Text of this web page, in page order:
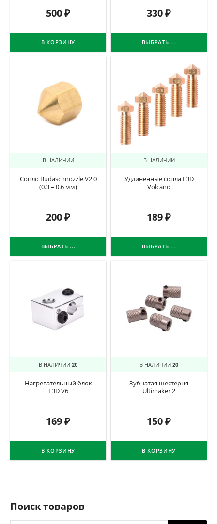
500₽
В КОРЗИНУ
330₽
ВЫБРАТЬ ...
В НАЛИЧИИ
Сопло Budaschnozzle V2.0
(0.3 – 0.6 мм)
200₽
ВЫБРАТЬ ...
В НАЛИЧИИ
Удлиненные сопла E3D
Volcano
189₽
ВЫБРАТЬ ...
В НАЛИЧИИ 20
Нагревательный блок
E3D V6
169₽
В КОРЗИНУ
В НАЛИЧИИ 20
Зубчатая шестерня
Ultimaker 2
150₽
В КОРЗИНУ
Поиск товаров